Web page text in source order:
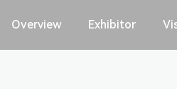
Overview Exhibitor